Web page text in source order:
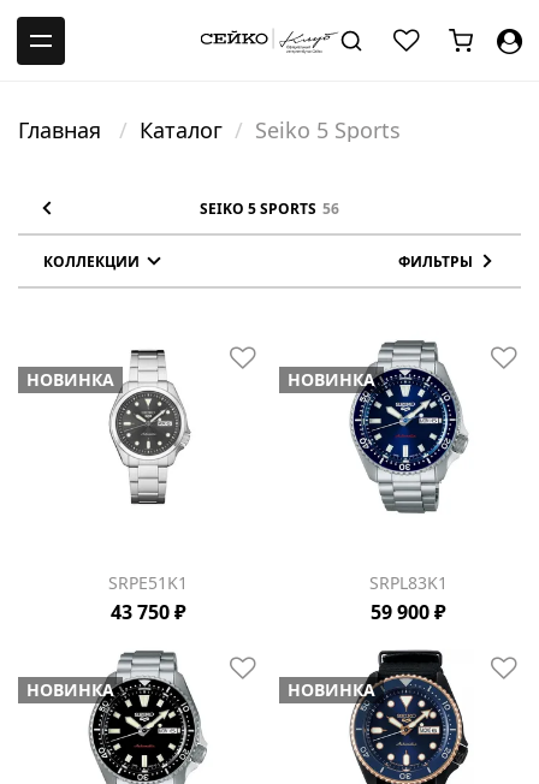
Главная Каталог Seiko 5 Sports
SEIKO 5 SPORTS 56
КОЛЛЕКЦИИ ФИЛЬТРЫ
НОВИНКА
SRPE51K1
43 750 ₽
НОВИНКА
SRPL83K1
59 900 ₽
НОВИНКА НОВИНКА